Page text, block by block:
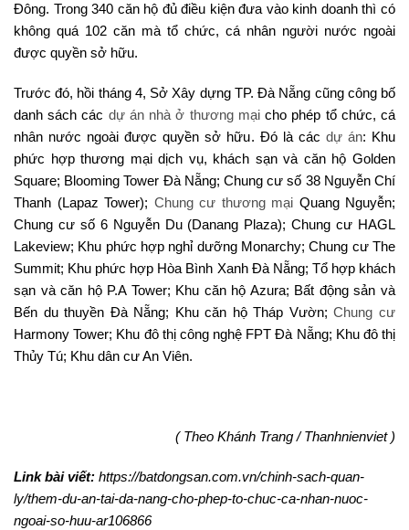
Đông. Trong 340 căn hộ đủ điều kiện đưa vào kinh doanh thì có
không quá 102 căn mà tổ chức, cá nhân người nước ngoài
được quyền sở hữu.
Trước đó, hồi tháng 4, Sở Xây dựng TP. Đà Nẵng cũng công bố
danh sách các dự án nhà ở thương mạicho phép tổ chức, cá
nhân nước ngoài được quyền sở hữu. Đó là các dự án: Khu
phức hợp thương mại dịch vụ, khách sạn và căn hộ Golden
Square; Blooming Tower Đà Nẵng; Chung cư số 38 Nguyễn Chí
Thanh (Lapaz Tower); Chung cư thương mại Quang Nguyễn;
Chung cư số 6 Nguyễn Du (Danang Plaza); Chung cư HAGL
Lakeview; Khu phức hợp nghỉ dưỡng Monarchy; Chung cư The
Summit; Khu phức hợp Hòa Bình Xanh Đà Nẵng; Tổ hợp khách
sạn và căn hộ P.A Tower; Khu căn hộ Azura; Bất động sản và
Bến du thuyền Đà Nẵng; Khu căn hộ Tháp Vườn;Chung cư
Harmony Tower; Khu đô thị công nghệ FPT Đà Nẵng; Khu đô thị
Thủy Tú; Khu dân cư An Viên.
( Theo Khánh Trang / Thanhnienviet )
Link bài viết: https://batdongsan.com.vn/chinh-sach-quan-
ly/them-du-an-tai-da-nang-cho-phep-to-chuc-ca-nhan-nuoc-
ngoai-so-huu-ar106866